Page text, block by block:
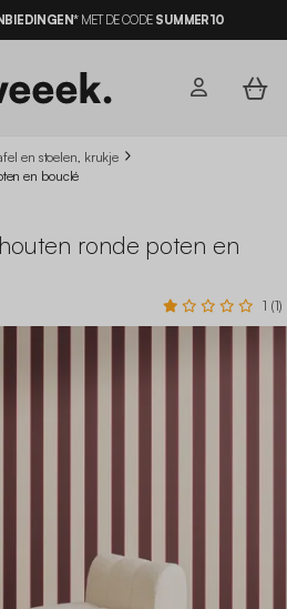
MET DE CODE SUMMER10
en stoelen, krukje
en bouclé
ronde poten en
1 (1)